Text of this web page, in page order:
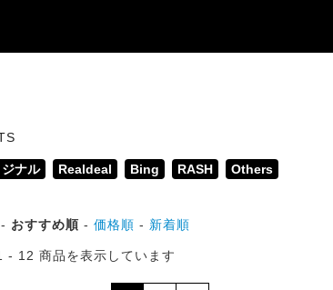
ナル Realdeal Bing RASH Others
おすすめ順 - 価格順 - 新着順
- 12 商品を表示しています